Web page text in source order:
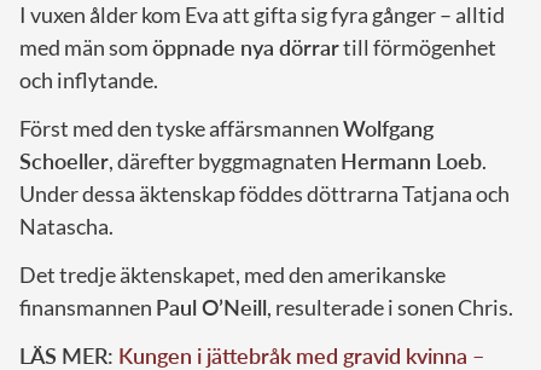
I vuxen ålder kom Eva att gifta sig fyra gånger – alltid
med män somöppnade nya dörrartill förmögenhet
och inflytande.
Först med den tyske affärsmannenWolfgang
Schoeller, därefter byggmagnaten Hermann Loeb.
Under dessa äktenskap föddes döttrarna Tatjana och
Natascha.
Det tredje äktenskapet, med den amerikanske
finansmannen Paul O’Neill, resulterade i sonen Chris.
LÄS MER: Kungen i jättebråk med gravid kvinna –